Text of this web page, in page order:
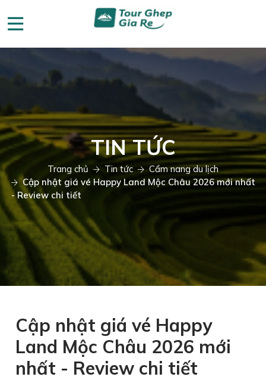
TIN TỨC
Trang chủ Tin tức
Cẩm nang du lịch
Cập nhật giá vé Happy Land Mộc Châu 2026 mới nhất
- Review chi tiết
Cập nhật giá vé Happy
Land Mộc Châu 2026 mới
nhất - Review chi tiết